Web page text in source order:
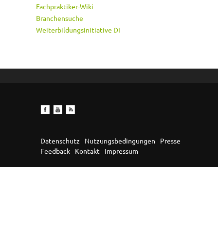
Fachpraktiker-Wiki
Branchensuche
Weiterbildungsinitiative DI
Datenschutz Nutzungsbedingungen
Presse
Feedback
Kontakt Impressum